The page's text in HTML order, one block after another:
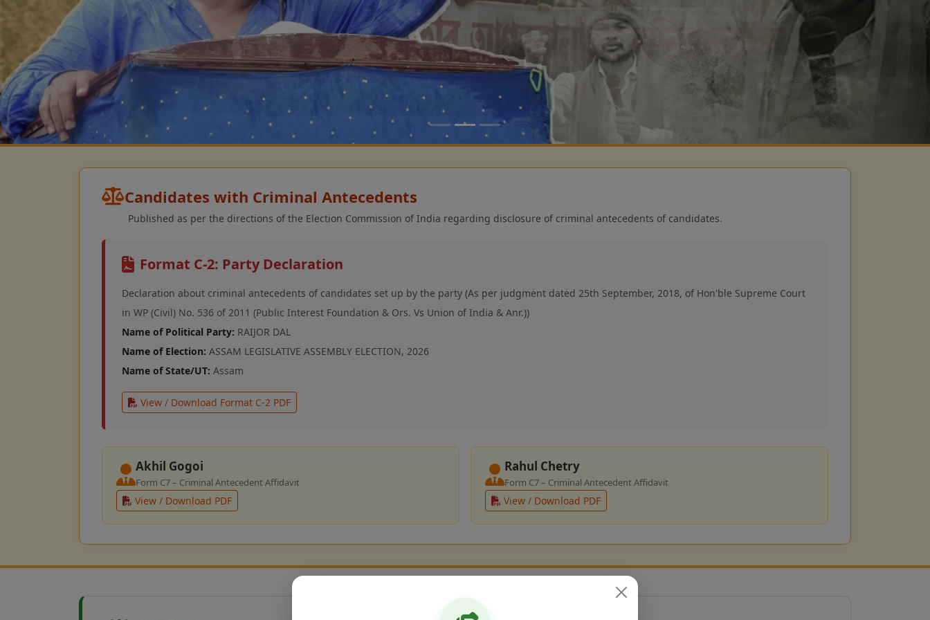
Candidates with Criminal Antecedents
Published as per the directions of the Election Commission of India regarding disclosure of criminal antecedents of candidates.
Format C-2: Party Declaration
Declaration about criminal antecedents of candidates set up by the party (As per judgment dated 25th September, 2018, of Hon'ble Supreme Court
in WP (Civil) No. 536 of 2011 (Public Interest Foundation & Ors. Vs Union of India & Anr.))
Name of Political Party: RAIJOR DAL
Name of Election: ASSAM LEGISLATIVE ASSEMBLY ELECTION, 2026
Name of State/UT: Assam
View / Download Format C-2 PDF
Akhil Gogoi
Form C7 – Criminal Antecedent Affidavit
View / Download PDF
Rahul Chetry
Form C7 – Criminal Antecedent Affidavit
View / Download PDF